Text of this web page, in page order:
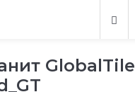
GlobalTile